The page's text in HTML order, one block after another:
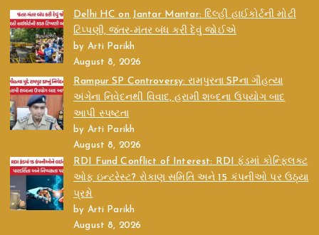
Delhi HC on Jantar Mantar: દિલ્હી હાઈકોર્ટની મોટી
ટિપ્પણી, જંતર-મંતર બંધ કરી દેવું જોઈએ
by Arti Parikh
August 8, 2026
Rampur SP Controversy: રામપુરના SPના ગૌહત્યા
અંગેના નિવેદનથી વિવાદ, હરામી શબ્દના ઉપયોગ બાદ
આપી સ્પષ્ટતા
by Arti Parikh
August 8, 2026
RDI Fund Conflict of Interest: RDI ફંડમાં કોન્ફ્લિક્ટ
ઓફ ઇન્ટરેસ્ટ? રોકાણ સમિતિ અને 15 કંપનીઓ પર ઉઠ્યા
પ્રશ્નો
by Arti Parikh
August 8, 2026